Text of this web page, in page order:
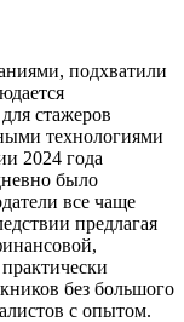
подхватили
стажеров
технологиями
2024 года
было
все чаще
предлагая
без большого
с опытом.